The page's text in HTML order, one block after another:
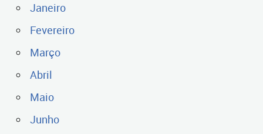
Janeiro
Fevereiro
Março
Abril
Maio
Junho